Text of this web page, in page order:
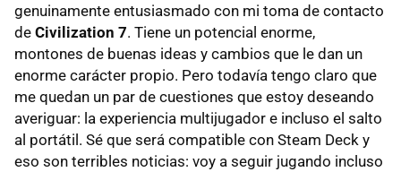
genuinamente entusiasmado con mi toma de contacto
de Civilization 7. Tiene un potencial enorme,
montones de buenas ideas y cambios que le dan un
enorme carácter propio. Pero todavía tengo claro que
me quedan un par de cuestiones que estoy deseando
averiguar: la experiencia multijugador e incluso el salto
al portátil. Sé que será compatible con Steam Deck y
eso son terribles noticias: voy a seguir jugando incluso